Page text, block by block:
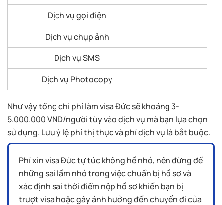
Dịch vụ gọi điện
Dịch vụ chụp ảnh
Dịch vụ SMS
Dịch vụ Photocopy
Như vậy tổng chi phí làm visa Đức sẽ khoảng 3-
5.000.000 VND/người tùy vào dịch vụ mà bạn lựa chọn
sử dụng. Lưu ý lệ phí thị thực và phí dịch vụ là bắt buộc.
Phí xin visa Đức tự túc không hề nhỏ, nên đừng để
những sai lầm nhỏ trong việc chuẩn bị hồ sơ và
xác định sai thời điểm nộp hồ sơ khiến bạn bị
trượt visa hoặc gây ảnh hưởng đến chuyến đi của